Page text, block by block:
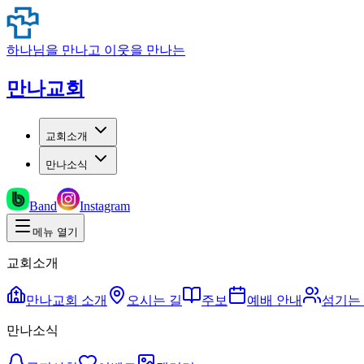
하나님을 만나고 이웃을 만나는
만나교회
교회소개
만나소식
Band Instagram
메뉴 열기
교회소개
만나교회 소개 오시는 길 주보 예배 안내 섬기는
만나소식